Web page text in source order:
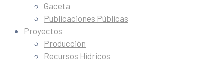
Gaceta
Publicaciones Públicas
Proyectos
Producción
Recursos Hídricos